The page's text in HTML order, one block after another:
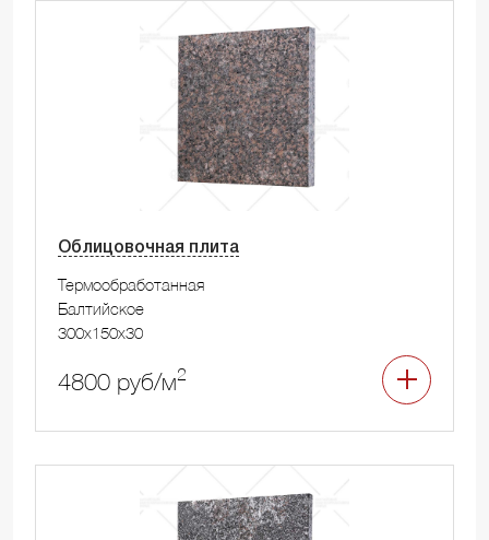
Облицовочная плита
Термообработанная
Балтийское
300x150x30
4800 руб/м2